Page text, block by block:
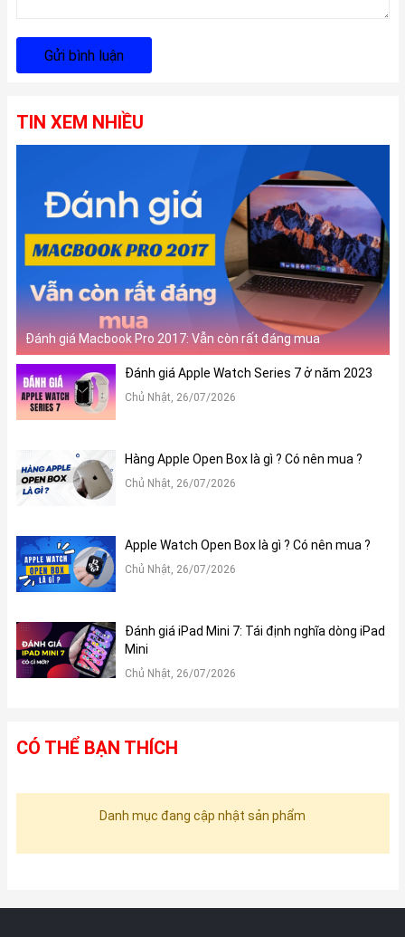
Gửi bình luận
TIN XEM NHIỀU
Đánh giá Macbook Pro 2017: Vẫn còn rất đáng mua
Đánh giá Apple Watch Series 7 ở năm 2023
Chủ Nhật, 26/07/2026
Hàng Apple Open Box là gì ? Có nên mua ?
Chủ Nhật, 26/07/2026
Apple Watch Open Box là gì ? Có nên mua ?
Chủ Nhật, 26/07/2026
Đánh giá iPad Mini 7: Tái định nghĩa dòng iPad
Mini
Chủ Nhật, 26/07/2026
CÓ THỂ BẠN THÍCH
Danh mục đang cập nhật sản phẩm